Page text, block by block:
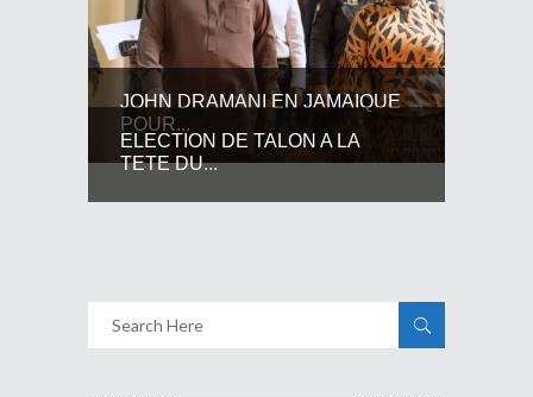
JOHN DRAMANI EN JAMAIQUE
POUR...
ELECTION DE TALON A LA
TETE DU...